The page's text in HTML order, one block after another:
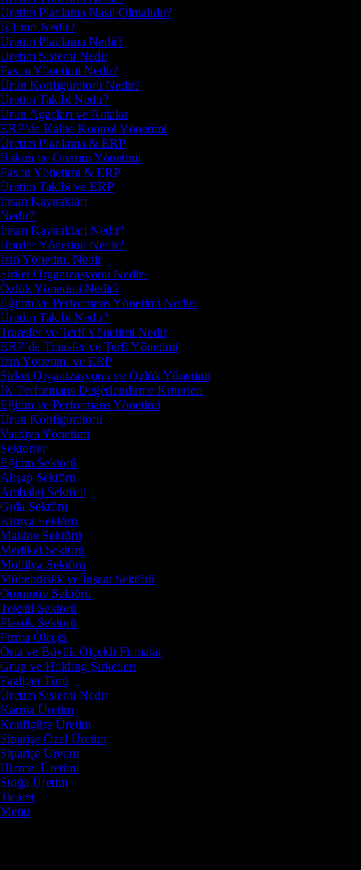
Üretim Planlama Nasıl Olmalıdır?
İş Emri Nedir?
Üretim Planlama Nedir?
Üretim Sistemi Nedir
Fason Yönetimi Nedir?
Ürün Konfigüratörü Nedir?
Üretim Takibi Nedir?
Ürün Ağaçları ve Rotalar
ERP’de Kalite Kontrol Yönetimi
Üretim Planlama & ERP
Bakım ve Onarım Yönetimi
Fason Yönetimi & ERP
Üretim Takibi ve ERP
İnsan Kaynakları
Nedir?
İnsan Kaynakları Nedir?
Bordro Yönetimi Nedir?
İzin Yönetimi Nedir
Şirket Organizasyonu Nedir?
Özlük Yönetimi Nedir?
Eğitim ve Performans Yönetimi Nedir?
Üretim Takibi Nedir?
Transfer ve Terfi Yönetimi Nedir
ERP’de Transfer ve Terfi Yönetimi
İzin Yönetimi ve ERP
Şirket Organizasyonu ve Özlük Yönetimi
İK Performans Değerlendirme Kriterleri
Eğitim ve Performans Yönetimi
Ürün Konfigüratörü
Vardiya Yönetimi
Sektörler
Eğitim Sektörü
Ahşap Sektörü
Ambalaj Sektörü
Gıda Sektörü
Kimya Sektörü
Makine Sektörü
Medikal Sektörü
Mobilya Sektörü
Mühendislik ve İnşaat Sektörü
Otomotiv Sektörü
Tekstil Sektörü
Plastik Sektörü
Firma Ölçeği
Orta ve Büyük Ölçekli Firmalar
Grup ve Holding Şirketleri
Faaliyet Türü
Üretim Sistemi Nedir
Karma Üretim
Konfigüre Üretim
Siparişe Özel Üretim
Siparişe Üretim
Hizmet Üretimi
Stoğa Üretim
Ticaret
Menu